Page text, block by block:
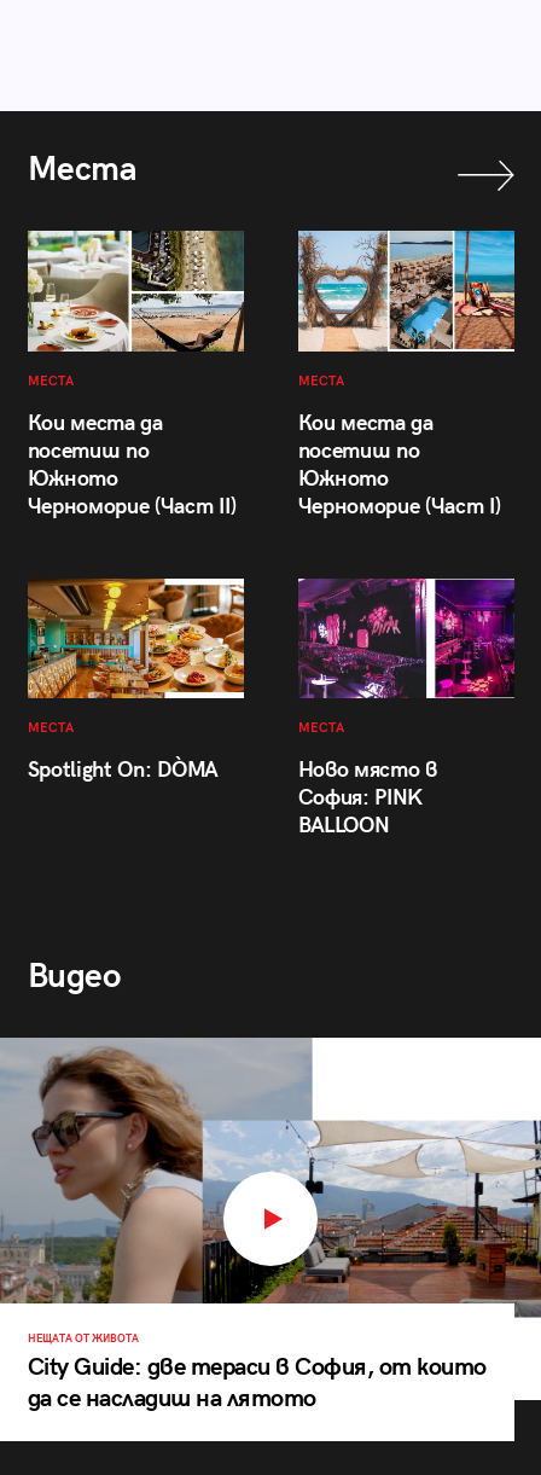
Места
МЕСТА
Кои места да
посетиш по
Южното
Черноморие (Част II)
МЕСТА
Кои места да
посетиш по
Южното
Черноморие (Част I)
МЕСТА
Spotlight On: DÒMA
МЕСТА
Ново място в
София: PINK
BALLOON
Видео
НЕЩАТА ОТ ЖИВОТА
City Guide: две тераси в София, от които
да се насладиш на лятото